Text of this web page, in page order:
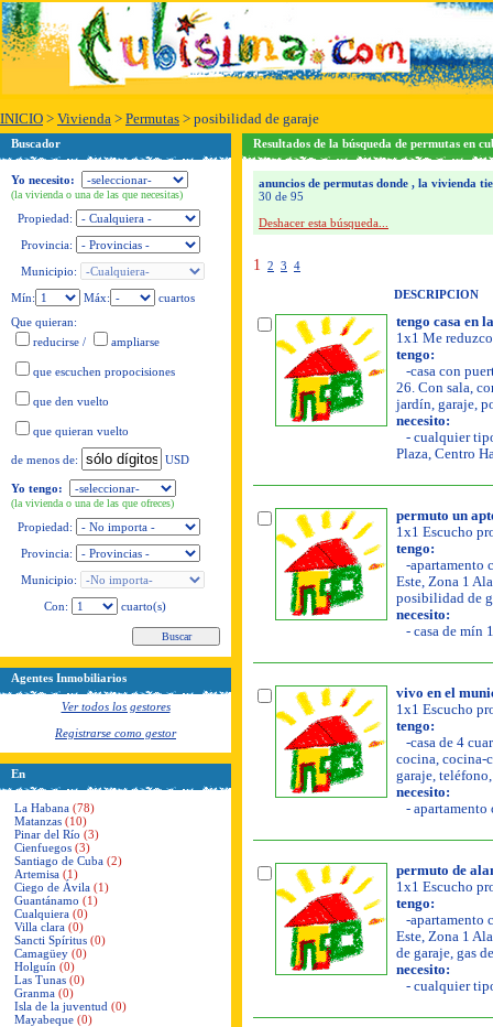
INICIO > Vivienda > Permutas > posibilidad de garaje
Buscador
Yo necesito:
(la vivienda o una de las que necesitas)
Propiedad:
Provincia:
Municipio:
Mín:
Máx:
cuartos
Que quieran:
reducirse / ampliarse
que escuchen propocisiones
que den vuelto
que quieran vuelto
de menos de: USD
Yo tengo:
(la vivienda o una de las que ofreces)
Propiedad:
Provincia:
Municipio:
Con:
cuarto(s)
Agentes Inmobiliarios
Ver todos los gestores
Registrarse como gestor
En
La Habana (78)
Matanzas (10)
Pinar del Río (3)
Cienfuegos (3)
Santiago de Cuba (2)
Artemisa (1)
Ciego de Ávila (1)
Guantánamo (1)
Cualquiera (0)
Villa clara (0)
Sancti Spíritus (0)
Camagüey (0)
Holguín (0)
Las Tunas (0)
Granma (0)
Isla de la juventud (0)
Mayabeque (0)
Resultados de la búsqueda de permutas en
anuncios de permutas donde , la vivienda
30 de 95
Deshacer esta búsqueda...
1 2 3 4
DESCRIPCION
tengo casa en
1x1 Me
tengo:
-casa con
26. Con sala,
jardín, garaje,
necesito:
- cualquier
Plaza, Centro
permuto un
1x1 Escucho
tengo:
-apartamento
Este, Zona 1
posibilidad de
necesito:
- casa de mín
vivo en el
1x1 Escucho
tengo:
-casa de 4
cocina, cocina-
garaje,
necesito:
- apartamento
permuto de
1x1 Escucho
tengo:
-apartamento
Este, Zona 1
de garaje, gas
necesito:
- cualquier